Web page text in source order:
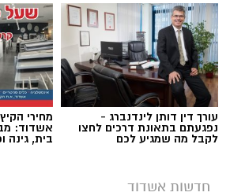
עורך דין דותן לינדנברג -
נפגעתם בתאונת דרכים לחצו
לקבל מה שמגיע לכם
מחירי
אשדוד:
בית, גינה
חדשות אשדוד